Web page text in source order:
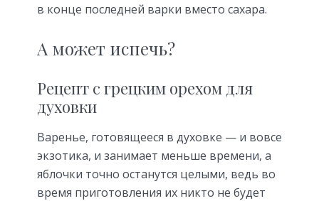
в конце последней варки вместо сахара.
А может испечь?
Рецепт с грецким орехом для
духовки
Варенье, готовящееся в духовке — и вовсе
экзотика, и занимает меньше времени, а
яблочки точно останутся целыми, ведь во
время приготовления их никто не будет